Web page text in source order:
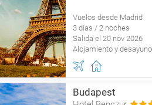
Vuelos desde Madrid
3 días / 2 noches
Salida el 20 nov 2026
Alojamiento y desayuno
Budapest